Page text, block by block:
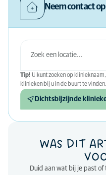
Neem contact
Tip! U kunt zoeken op
klinieken bij u in de buurt te vinden.
Dichtsbijzijnde
WAS DIT
Duid aan wat bij je past